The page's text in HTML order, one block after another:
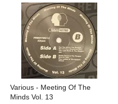
Various - Meeting Of The
Minds Vol. 13